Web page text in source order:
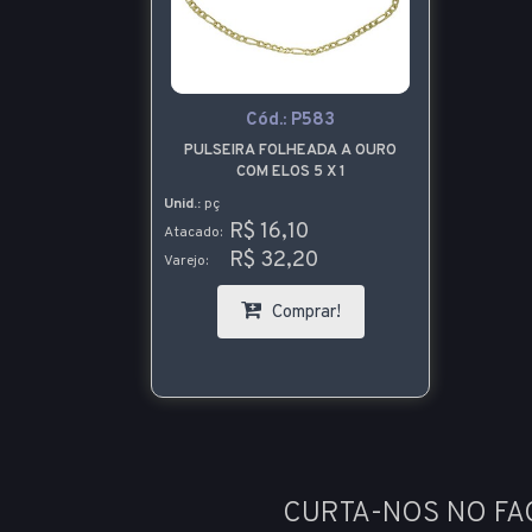
Cód.: P583
PULSEIRA FOLHEADA A OURO
COM ELOS 5 X 1
Unid.: pç
Atacado: R$ 16,10
Varejo: R$ 32,20
Comprar!
CURTA-NOS NO